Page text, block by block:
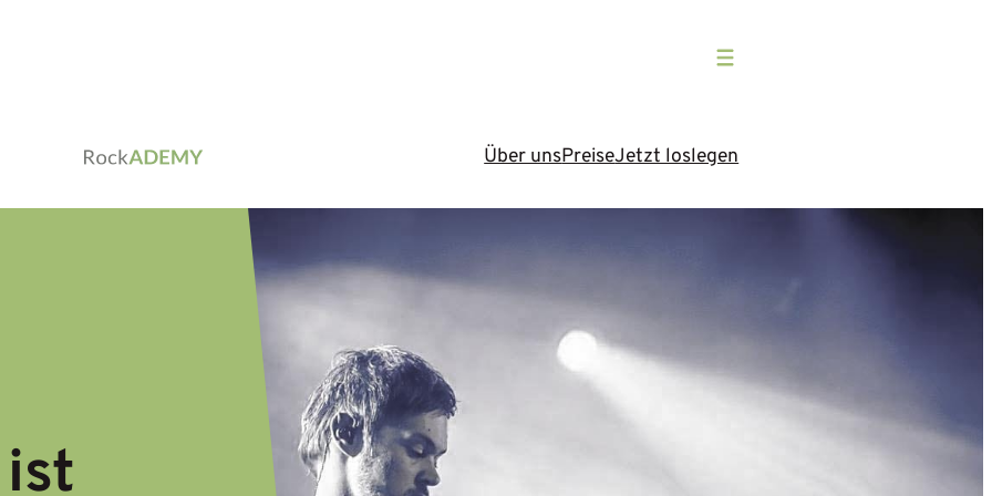
Über unsPreiseJetzt loslegen